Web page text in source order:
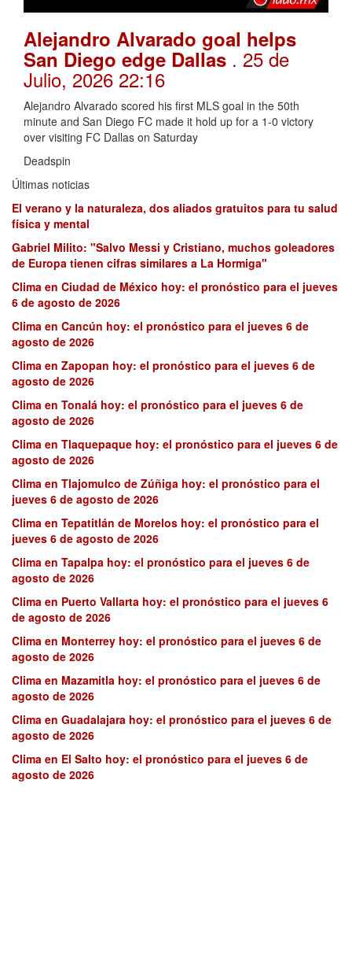
Alejandro Alvarado goal helps
San Diego edge Dallas . 25 de
Julio, 2026 22:16
Alejandro Alvarado scored his first MLS goal in the 50th
minute and San Diego FC made it hold up for a 1-0 victory
over visiting FC Dallas on Saturday
Deadspin
Últimas noticias
El verano y la naturaleza, dos aliados gratuitos para tu salud
física y mental
Gabriel Milito: "Salvo Messi y Cristiano, muchos goleadores
de Europa tienen cifras similares a La Hormiga"
Clima en Ciudad de México hoy: el pronóstico para el jueves
6 de agosto de 2026
Clima en Cancún hoy: el pronóstico para el jueves 6 de
agosto de 2026
Clima en Zapopan hoy: el pronóstico para el jueves 6 de
agosto de 2026
Clima en Tonalá hoy: el pronóstico para el jueves 6 de
agosto de 2026
Clima en Tlaquepaque hoy: el pronóstico para el jueves 6 de
agosto de 2026
Clima en Tlajomulco de Zúñiga hoy: el pronóstico para el
jueves 6 de agosto de 2026
Clima en Tepatitlán de Morelos hoy: el pronóstico para el
jueves 6 de agosto de 2026
Clima en Tapalpa hoy: el pronóstico para el jueves 6 de
agosto de 2026
Clima en Puerto Vallarta hoy: el pronóstico para el jueves 6
de agosto de 2026
Clima en Monterrey hoy: el pronóstico para el jueves 6 de
agosto de 2026
Clima en Mazamitla hoy: el pronóstico para el jueves 6 de
agosto de 2026
Clima en Guadalajara hoy: el pronóstico para el jueves 6 de
agosto de 2026
Clima en El Salto hoy: el pronóstico para el jueves 6 de
agosto de 2026